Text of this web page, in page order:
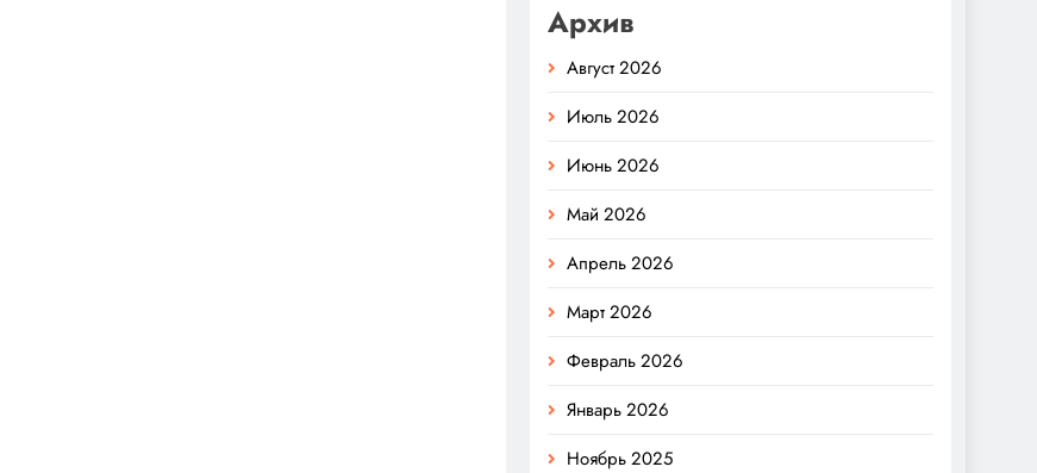
Архив
Август 2026
Июль 2026
Июнь 2026
Май 2026
Апрель 2026
Март 2026
Февраль 2026
Январь 2026
Ноябрь 2025